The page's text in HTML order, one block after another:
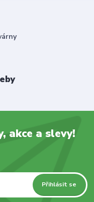
akce a slevy!
Přihlásit se